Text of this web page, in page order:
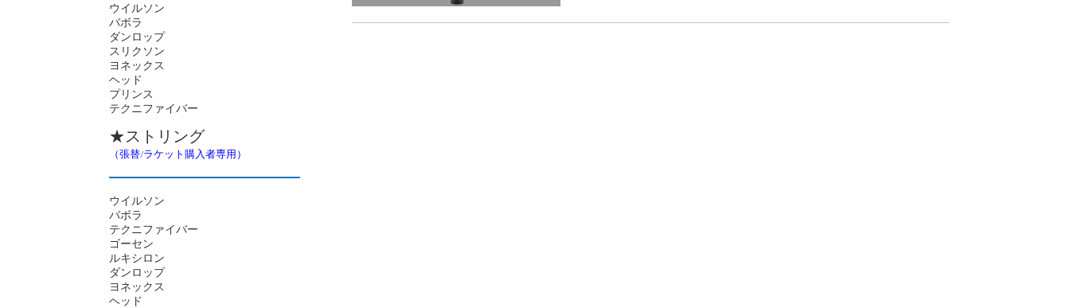
ウイルソン
バボラ
ダンロップ
スリクソン
ヨネックス
ヘッド
プリンス
テクニファイバー
★ストリング
（張替/ラケット購入者専用）
ウイルソン
バボラ
テクニファイバー
ゴーセン
ルキシロン
ダンロップ
ヨネックス
ヘッド